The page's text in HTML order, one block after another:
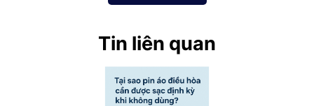
Tin liên quan